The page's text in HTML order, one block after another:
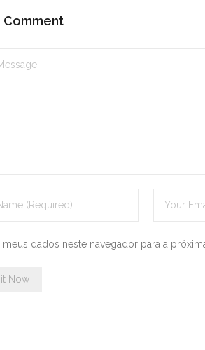
Comment
meus dados neste navegador para a